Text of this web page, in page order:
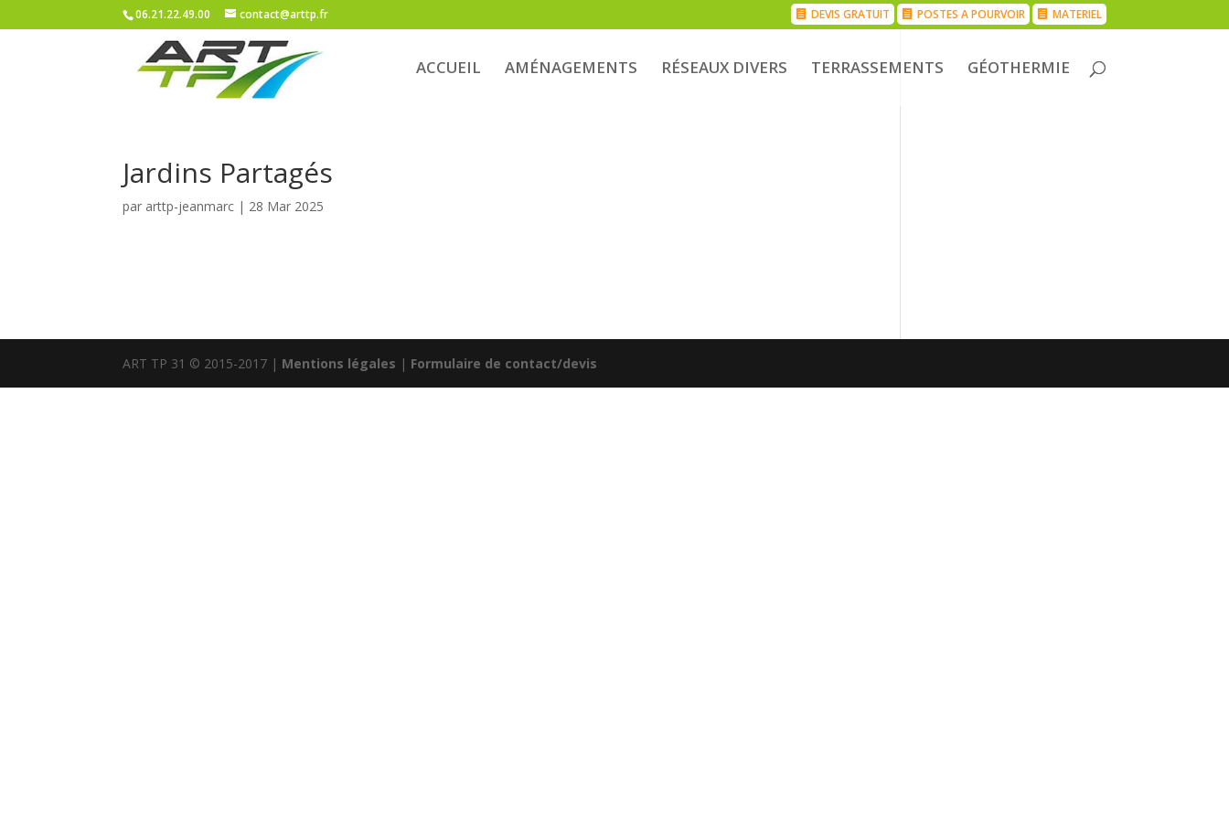
06.21.22.49.00 contact@arttp.fr DEVIS GRATUIT POSTES A POURVOIR MATERIEL
ACCUEIL AMÉNAGEMENTS RÉSEAUX DIVERS TERRASSEMENTS GÉOTHERMIE
Jardins Partagés
par arttp-jeanmarc | 28 Mar 2025
ART TP 31 © 2015-2017 | Mentions légales | Formulaire de contact/devis